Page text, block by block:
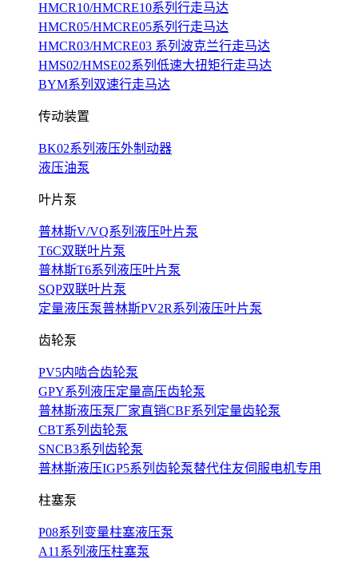
HMCR10/HMCRE10系列行走马达
HMCR05/HMCRE05系列行走马达
HMCR03/HMCRE03 系列波克兰行走马达
HMS02/HMSE02系列低速大扭矩行走马达
BYM系列双速行走马达
传动装置
BK02系列液压外制动器
液压油泵
叶片泵
普林斯V/VQ系列液压叶片泵
T6C双联叶片泵
普林斯T6系列液压叶片泵
SQP双联叶片泵
定量液压泵普林斯PV2R系列液压叶片泵
齿轮泵
PV5内啮合齿轮泵
GPY系列液压定量高压齿轮泵
普林斯液压泵厂家直销CBF系列定量齿轮泵
CBT系列齿轮泵
SNCB3系列齿轮泵
普林斯液压IGP5系列齿轮泵替代住友伺服电机专用
柱塞泵
P08系列变量柱塞液压泵
A11系列液压柱塞泵